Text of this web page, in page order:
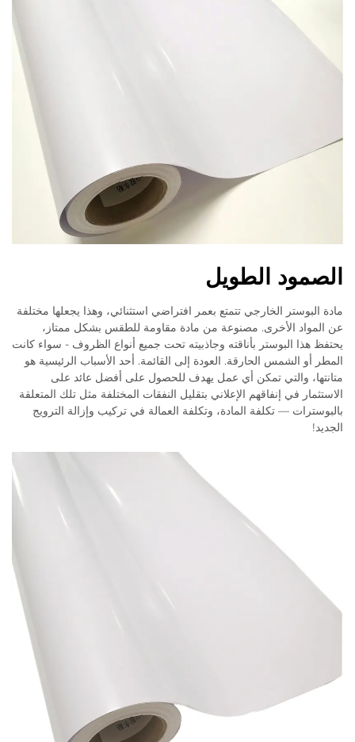
الصمود الطويل
مادة البوستر الخارجي تتمتع بعمر افتراضي استثنائي، وهذا يجعلها مختلفة
عن المواد الأخرى. مصنوعة من مادة مقاومة للطقس بشكل ممتاز،
يحتفظ هذا البوستر بأناقته وجاذبيته تحت جميع أنواع الظروف - سواء كانت
المطر أو الشمس الحارقة. العودة إلى القائمة. أحد الأسباب الرئيسية هو
متانتها، والتي تمكن أي عمل يهدف للحصول على أفضل عائد على
الاستثمار في إنفاقهم الإعلاني بتقليل النفقات المختلفة مثل تلك المتعلقة
بالبوسترات — تكلفة المادة، وتكلفة العمالة في تركيب وإزالة الترويج
الجديد!